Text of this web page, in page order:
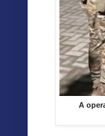
A